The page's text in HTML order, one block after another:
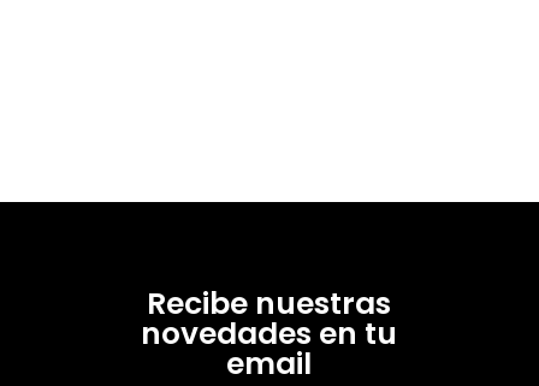
Recibe nuestras
novedades en tu
email